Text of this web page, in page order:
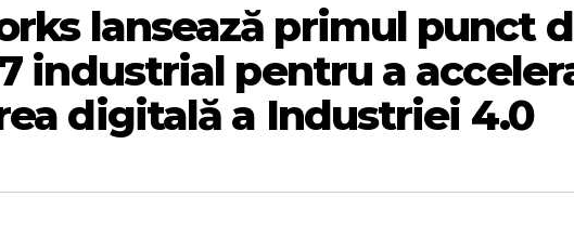
lansează primul punct
industrial pentru a
digitală a Industriei 4.0